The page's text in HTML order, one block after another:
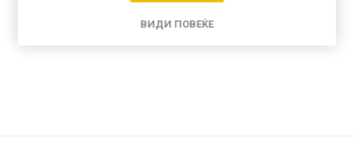
ВИДИ ПОВЕЌЕ